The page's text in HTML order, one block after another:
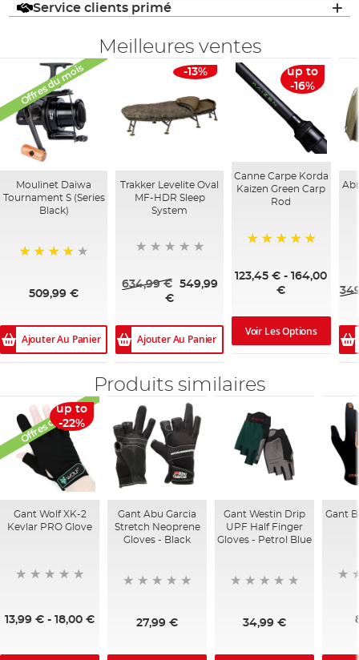
Service clients primé
Meilleures ventes
Offres du mois
Moulinet Daiwa
Tournament S (Series
Black)
509,99 €
Ajouter Au Panier
-13%
Trakker Levelite Oval
MF-HDR Sleep
System
634,99 €
549,99
€
Ajouter Au Panier
up to
-16%
Canne Carpe Korda
Kaizen Green Carp
Rod
123,45 € -164,00
€
Voir Les Options
Produits similaires
Offres du mois
up to
-22%
Gant Wolf XK-2
Kevlar PRO Glove
13,99 € -18,00 €
Gant Abu Garcia
Stretch Neoprene
Gloves - Black
27,99 €
Gant Westin Drip
UPF Half Finger
Gloves - Petrol Blue
34,99 €
Gant